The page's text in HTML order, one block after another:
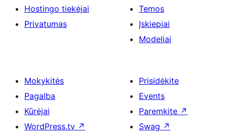
Hostingo tiekėjai
Privatumas
Temos
Įskiepiai
Modeliai
Mokykitės
Pagalba
Kūrėjai
WordPress.tv ↗
Prisidėkite
Events
Paremkite ↗
Swag ↗